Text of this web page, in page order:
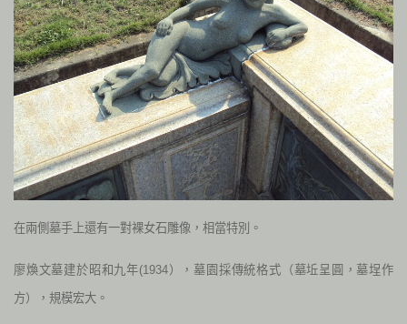
在兩側墓手上還有一對裸女石雕像，相當特別。
廖煥文墓建於昭和九年(1934），墓園採傳統格式（墓坵呈圓，墓埕作
方），規模宏大。